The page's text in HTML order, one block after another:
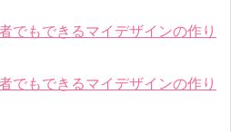
でもできるマイデザインの作り
でもできるマイデザインの作り